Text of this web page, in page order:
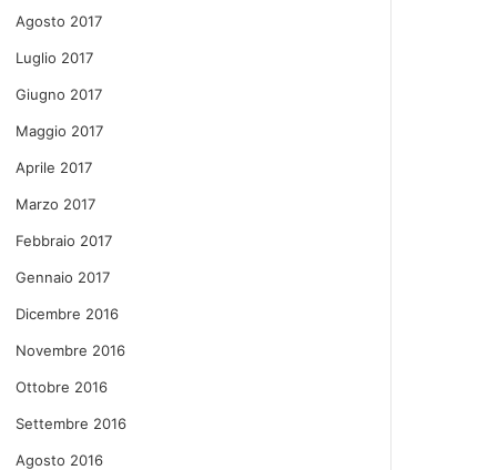
Agosto 2017
Luglio 2017
Giugno 2017
Maggio 2017
Aprile 2017
Marzo 2017
Febbraio 2017
Gennaio 2017
Dicembre 2016
Novembre 2016
Ottobre 2016
Settembre 2016
Agosto 2016